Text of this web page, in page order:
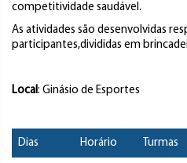
competitividade saudável.
As atividades são desenvolvidas
participantes,divididas em
Local: Ginásio de Esportes
Dias Horário Turmas